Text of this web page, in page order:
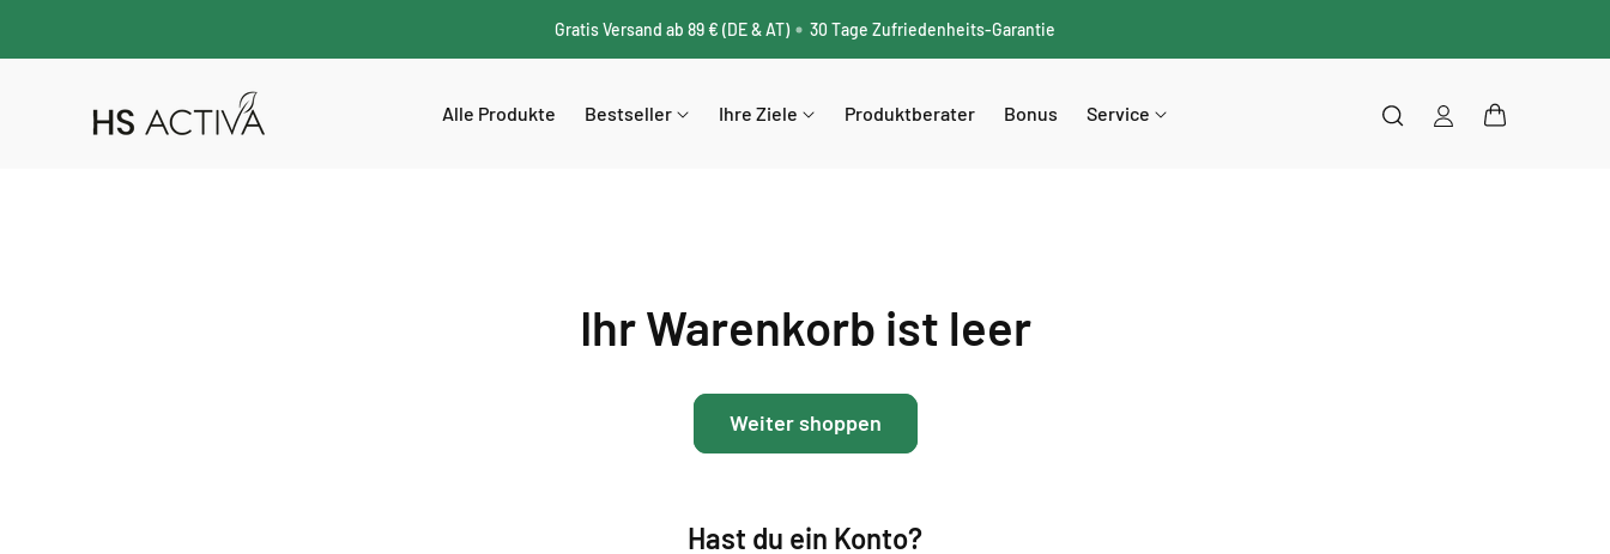
Gratis Versand ab 89 € (DE & AT) 30 Tage Zufriedenheits-Garantie
Alle Produkte Bestseller Ihre Ziele Produktberater Bonus Service
EinloggenWarenkorb
Ihr Warenkorb ist leer
Weiter shoppen
Hast du ein Konto?